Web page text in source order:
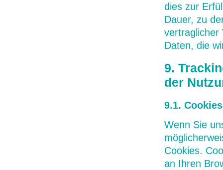
dies zur
Dauer, zu
vertraglicher
Daten, die
9.
der
9.1. Cookies
Wenn Sie
Cookies.
an Ihren